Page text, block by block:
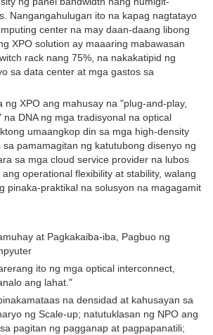
Nangangahulugan ito na kapag nagtatayo
center na may daan-daang libong
XPO solution ay maaaring mabawasan
rack nang 75%, na nakakatipid ng
sa data center at mga gastos sa
ng XPO ang mahusay na "plug-and-play,
na DNA ng mga tradisyonal na optical
umaangkop din sa mga high-density
pamamagitan ng katutubong disenyo ng
sa mga cloud service provider na lubos
operational flexibility at stability, walang
pinaka-praktikal na solusyon na magagamit
at Pagkakaiba-iba, Pagbuo ng
ito ng mga optical interconnect,
ang lahat."
na densidad at kahusayan sa
ng Scale-up; natutuklasan ng NPO ang
pagitan ng pagganap at pagpapanatili;